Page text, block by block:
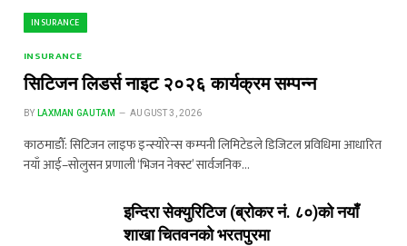
INSURANCE
INSURANCE
सिटिजन लिडर्स नाइट २०२६ कार्यक्रम सम्पन्न
BY LAXMAN GAUTAM AUGUST 3, 2026
काठमाडौँ: सिटिजन लाइफ इन्स्योरेन्स कम्पनी लिमिटेडले डिजिटल प्रविधिमा आधारित
नयाँ आई–सोलुसन प्रणाली ‘भिजन नेक्स्ट’ सार्वजनिक…
इन्दिरा सेक्युरिटिज (ब्रोकर नं. ८०)को नयाँ
शाखा चितवनको भरतपुरमा